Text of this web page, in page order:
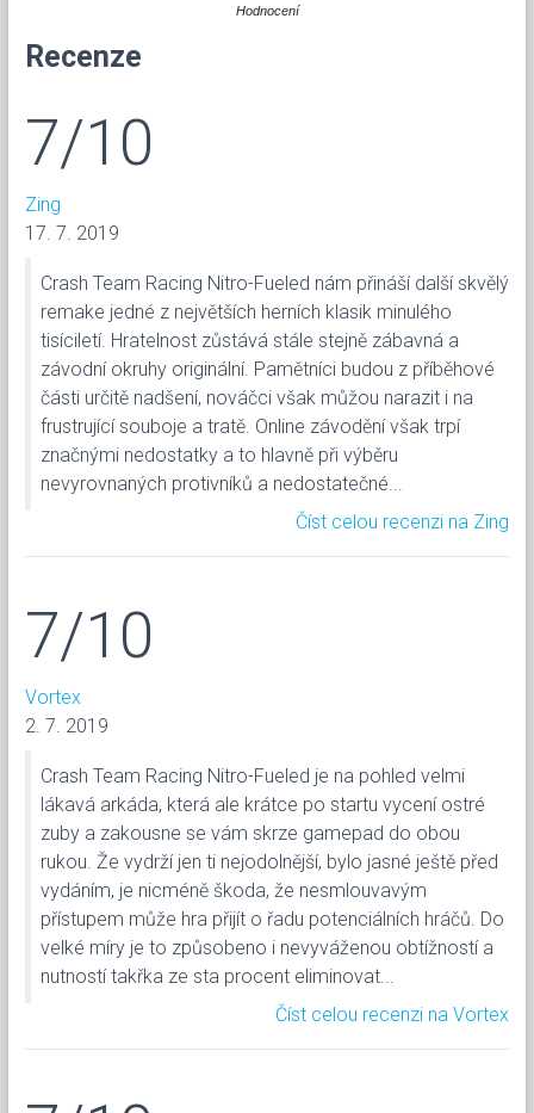
Hodnocení
Recenze
7/10
Zing
17. 7. 2019
Crash Team Racing Nitro-Fueled nám přináší další skvělý
remake jedné z největších herních klasik minulého
tisíciletí. Hratelnost zůstává stále stejně zábavná a
závodní okruhy originální. Pamětníci budou z příběhové
části určitě nadšení, nováčci však můžou narazit i na
frustrující souboje a tratě. Online závodění však trpí
značnými nedostatky a to hlavně při výběru
nevyrovnaných protivníků a nedostatečné...
Číst celou recenzi na Zing
7/10
Vortex
2. 7. 2019
Crash Team Racing Nitro-Fueled je na pohled velmi
lákavá arkáda, která ale krátce po startu vycení ostré
zuby a zakousne se vám skrze gamepad do obou
rukou. Že vydrží jen ti nejodolnější, bylo jasné ještě před
vydáním, je nicméně škoda, že nesmlouvavým
přístupem může hra přijít o řadu potenciálních hráčů. Do
velké míry je to způsobeno i nevyváženou obtížností a
nutností takřka ze sta procent eliminovat...
Číst celou recenzi na Vortex